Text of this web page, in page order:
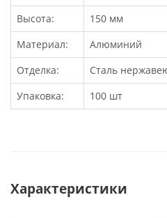
Высота:
150 мм
Материал:
Алюминий
Отделка:
Сталь
Упаковка:
100 шт
Характеристики